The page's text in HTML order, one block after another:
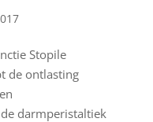
Stopile
de ontlasting
darmperistaltiek